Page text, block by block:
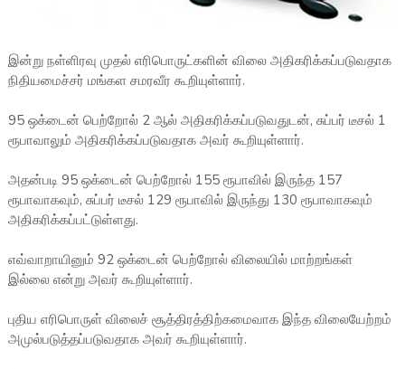
இன்று நள்ளிரவு முதல் எரிபொருட்களின் விலை அதிகரிக்கப்படுவதாக
நிதியமைச்சர் மங்கள சமரவீர கூறியுள்ளார்.
95 ஒக்டைன் பெற்றோல் 2 ஆல் அதிகரிக்கப்படுவதுடன், சுப்பர் டீசல் 1
ரூபாவாலும் அதிகரிக்கப்படுவதாக அவர் கூறியுள்ளார்.
அதன்படி 95 ஒக்டைன் பெற்றோல் 155 ரூபாவில் இருந்த 157
ரூபாவாகவும், சுப்பர் டீசல் 129 ரூபாவில் இருந்து 130 ரூபாவாகவும்
அதிகரிக்கப்பட்டுள்ளது.
எவ்வாறாயினும் 92 ஒக்டைன் பெற்றோல் விலையில் மாற்றங்கள்
இல்லை என்று அவர் கூறியுள்ளார்.
புதிய எரிபொருள் விலைச் சூத்திரத்திற்கமைவாக இந்த விலையேற்றம்
அமுல்படுத்தப்படுவதாக அவர் கூறியுள்ளார்.